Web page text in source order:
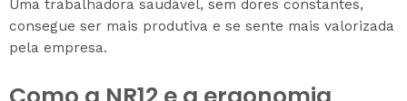
Uma trabalhadora saudável, sem dores constantes,
consegue ser mais produtiva e se sente mais valorizada
pela empresa.